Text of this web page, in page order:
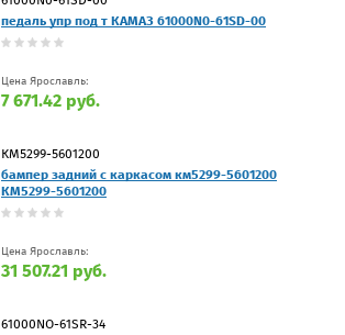
педаль упр под т КАМАЗ 61000N0-61SD-00
Цена Ярославль:
7 671.42 руб.
КМ5299-5601200
бампер задний с каркасом км5299-5601200
КМ5299-5601200
Цена Ярославль:
31 507.21 руб.
61000NO-61SR-34